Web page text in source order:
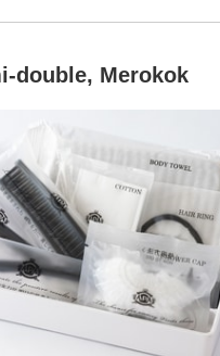
double, Merokok